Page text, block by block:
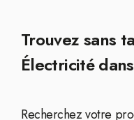
Trouvez sans
Électricité
Recherchez votre